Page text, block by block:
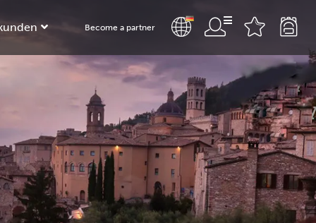
Become a partner